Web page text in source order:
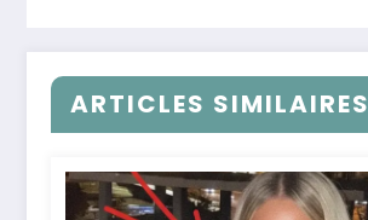
ARTICLES SIMILAIRES